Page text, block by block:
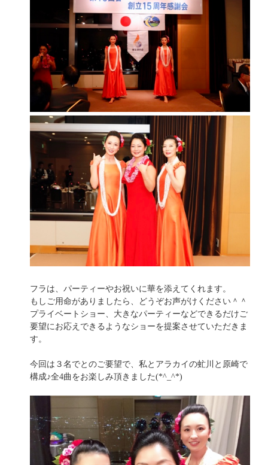
フラは、パーティーやお祝いに華を添えてくれます。
もしご用命がありましたら、どうぞお声がけください＾＾
プライベートショー、大きなパーティーなどできるだけご
要望にお応えできるようなショーを提案させていただきま
す。
今回は３名でとのご要望で、私とアラカイの虻川と原崎で
構成♪全4曲をお楽しみ頂きました(*^_^*)